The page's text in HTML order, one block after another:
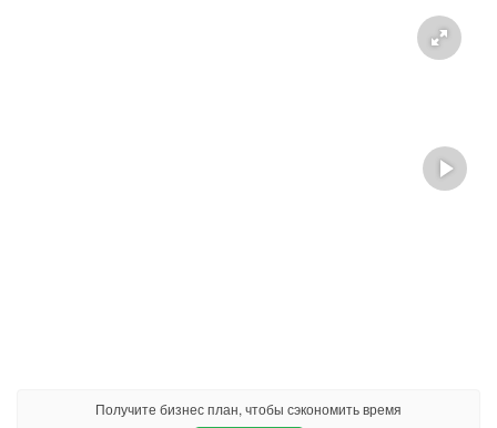
Получите бизнес план, чтобы сэкономить время